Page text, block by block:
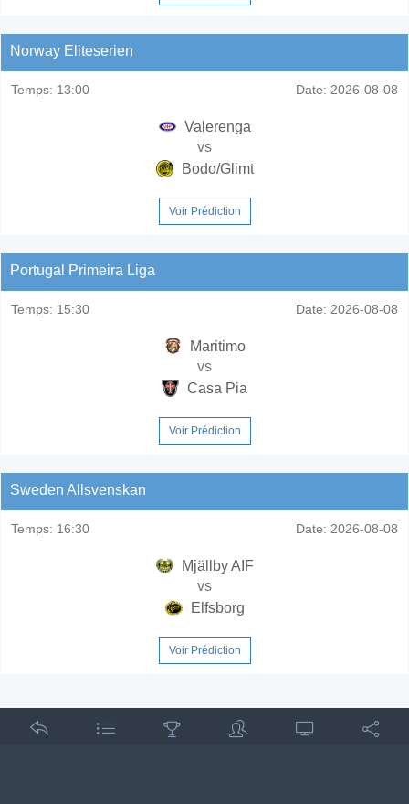
Norway Eliteserien
Temps: 13:00 Date: 2026-08-08
Valerenga
vs
Bodo/Glimt
Voir Prédiction
Portugal Primeira Liga
Temps: 15:30 Date: 2026-08-08
Maritimo
vs
Casa Pia
Voir Prédiction
Sweden Allsvenskan
Temps: 16:30 Date: 2026-08-08
Mjällby AIF
vs
Elfsborg
Voir Prédiction